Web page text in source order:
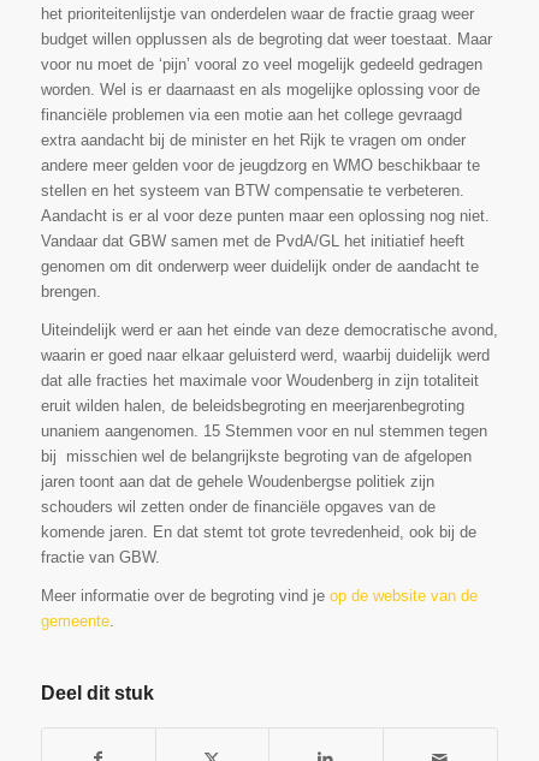
het prioriteitenlijstje van onderdelen waar de fractie graag weer
budget willen opplussen als de begroting dat weer toestaat. Maar
voor nu moet de ‘pijn’ vooral zo veel mogelijk gedeeld gedragen
worden. Wel is er daarnaast en als mogelijke oplossing voor de
financiële problemen via een motie aan het college gevraagd
extra aandacht bij de minister en het Rijk te vragen om onder
andere meer gelden voor de jeugdzorg en WMO beschikbaar te
stellen en het systeem van BTW compensatie te verbeteren.
Aandacht is er al voor deze punten maar een oplossing nog niet.
Vandaar dat GBW samen met de PvdA/GL het initiatief heeft
genomen om dit onderwerp weer duidelijk onder de aandacht te
brengen.
Uiteindelijk werd er aan het einde van deze democratische avond,
waarin er goed naar elkaar geluisterd werd, waarbij duidelijk werd
dat alle fracties het maximale voor Woudenberg in zijn totaliteit
eruit wilden halen, de beleidsbegroting en meerjarenbegroting
unaniem aangenomen. 15 Stemmen voor en nul stemmen tegen
bij misschien wel de belangrijkste begroting van de afgelopen
jaren toont aan dat de gehele Woudenbergse politiek zijn
schouders wil zetten onder de financiële opgaves van de
komende jaren. En dat stemt tot grote tevredenheid, ook bij de
fractie van GBW.
Meer informatie over de begroting vind je op de website van de
gemeente.
Deel dit stuk